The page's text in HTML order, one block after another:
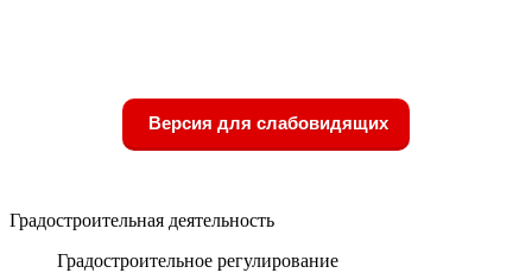
Версия для слабовидящих
Градостроительная деятельность
Градостроительное регулирование